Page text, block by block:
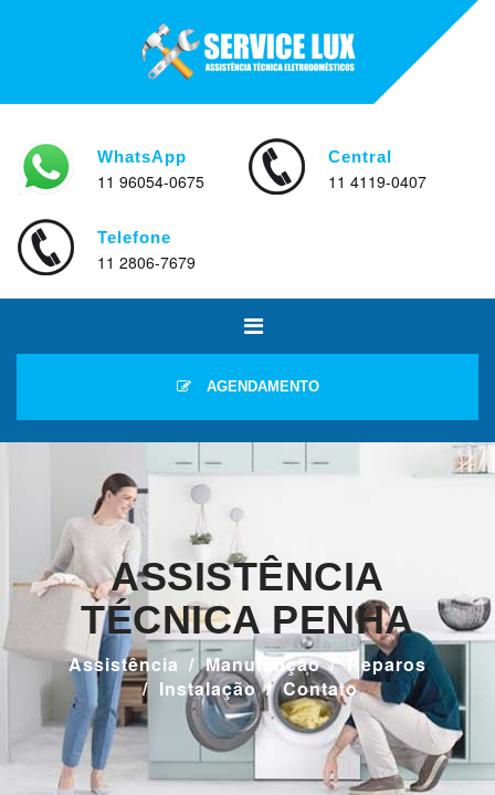
WhatsApp
11 96054-0675
Central
11 4119-0407
Telefone
11 2806-7679
AGENDAMENTO
ASSISTÊNCIA
TÉCNICA PENHA
Assistência Manutenção
Reparos
Instalação
Contato